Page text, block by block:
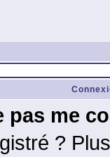
pas me
?